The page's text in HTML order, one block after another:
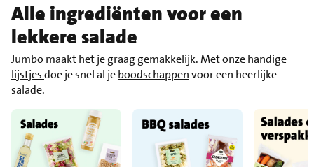
Alle ingrediënten voor een
lekkere salade
Jumbo maakt het je graag gemakkelijk. Met onze handige
lijstjesdoe je snel al jeboodschappenvoor een heerlijke
salade.